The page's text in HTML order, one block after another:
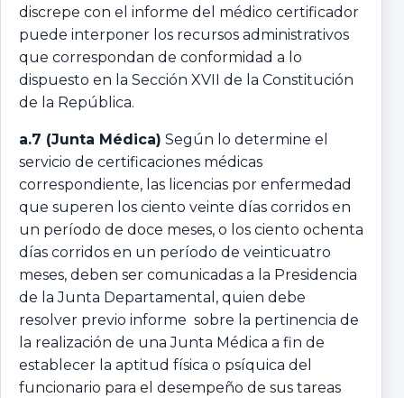
discrepe con el informe del médico certificador
puede interponer los recursos administrativos
que correspondan de conformidad a lo
dispuesto en la Sección XVII de la Constitución
de la República.
a.7 (Junta Médica) Según lo determine el
servicio de certificaciones médicas
correspondiente, las licencias por enfermedad
que superen los ciento veinte días corridos en
un período de doce meses, o los ciento ochenta
días corridos en un período de veinticuatro
meses, deben ser comunicadas a la Presidencia
de la Junta Departamental, quien debe
resolver previo informe sobre la pertinencia de
la realización de una Junta Médica a fin de
establecer la aptitud física o psíquica del
funcionario para el desempeño de sus tareas